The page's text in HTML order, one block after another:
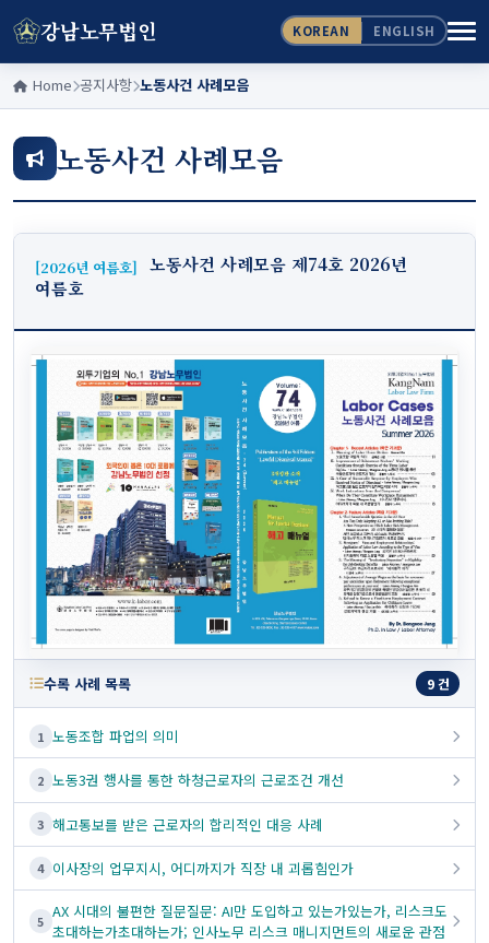
강남노무법인 KOREAN ENGLISH
Home 공지사항 노동사건 사례모음
노동사건 사례모음
[2026년 여름호]
노동사건 사례모음 제74호 2026년
여름호
수록 사례 목록 9 건
1 노동조합 파업의 의미
2 노동3권 행사를 통한 하청근로자의 근로조건 개선
3 해고통보를 받은 근로자의 합리적인 대응 사례
4 이사장의 업무지시, 어디까지가 직장 내 괴롭힘인가
5 AX 시대의 불편한 질문질문: AI만 도입하고 있는가있는가, 리스크도
초대하는가초대하는가; 인사노무 리스크 매니지먼트의 새로운 관점